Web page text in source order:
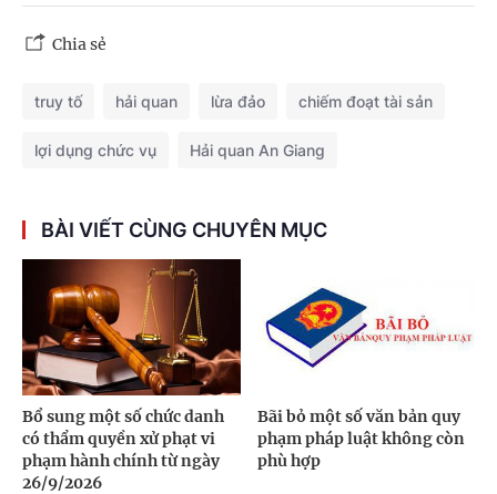
Chia sẻ
truy tố hải quan lừa đảo chiếm đoạt tài sản
lợi dụng chức vụ Hải quan An Giang
BÀI VIẾT CÙNG CHUYÊN MỤC
Bổ sung một số chức danh
có thẩm quyền xử phạt vi
phạm hành chính từ ngày
26/9/2026
Bãi bỏ một số văn bản quy
phạm pháp luật không còn
phù hợp